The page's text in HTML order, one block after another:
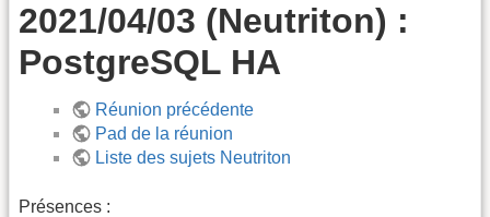
2021/04/03 (Neutriton) :
PostgreSQL HA
Réunion précédente
Pad de la réunion
Liste des sujets Neutriton
Présences :